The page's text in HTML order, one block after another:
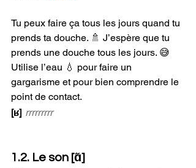
Tu peux faire ça tous les jours quand tu
prends ta douche. 🚿 J’espère que tu
prends une douche tous les jours. 😅
Utilise l’eau 💧 pour faire un
gargarisme et pour bien comprendre le
point de contact.
[ʁ] rrrrrrrrr
1.2. Le son [ɑ̃]